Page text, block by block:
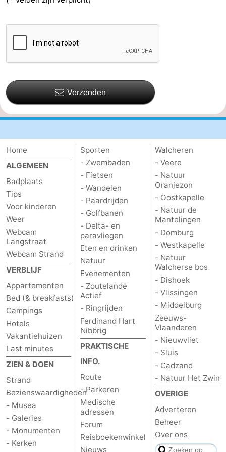
Verzenden
Home
ALGEMEEN
Badplaats
Tips
Voor kinderen
Weer
Webcam
Langstraat
Webcam Strand
VERBLIJF
Appartementen
Bed (& breakfasts)
Campings
Hotels
Vakantiehuizen
Last minutes
ZIEN & DOEN
Strand
Bezienswaardigheden
- Musea
- Galeries
- Monumenten
- Kerken
Sporten
- Zwembaden
- Fietsen
- Wandelen
- Paardrijden
- Golfbanen
- Delta- en
paravliegen
Eten en drinken
Natuur
Evenementen
- Zoutelande
Actief
- Ringrijden
Ferdinand Hart
Nibbrig
PRAKTISCHE
INFO.
Route
- Parkeren
Medische
adressen
Forum
Reisboekenwinkel
Nieuws
Walcheren
- Veere
- Natuur
Oranjezon
- Oostkapelle
- Natuur de
Mantelingen
- Domburg
- Westkapelle
- Natuur
Walcherse bos
- Dishoek
- Vlissingen
- Middelburg
Zeeuws-
Vlaanderen
- Nieuwvliet
- Sluis
- Cadzand
- Natuur Het Zwin
OVERIGE
Adverteren
Beheer
Over ons